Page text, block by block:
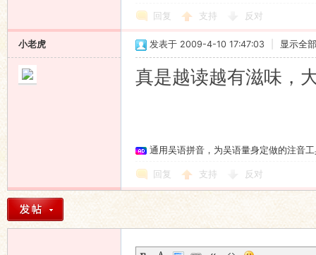
回复 支持 反对
小老虎 发表于 2009-4-10 17:47:03 显示全
真是越读越有滋味，
通用吴语拼音，为吴语量身定做的注音
回复 支持 反对